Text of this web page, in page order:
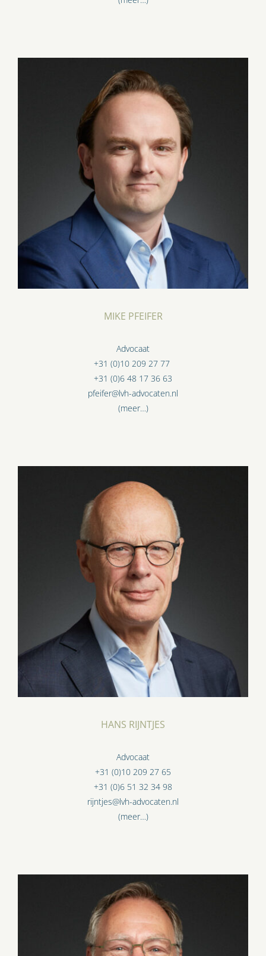
MIKE PFEIFER
Advocaat
+31 (0)10 209 27 77
+31 (0)6 48 17 36 63
pfeifer@lvh-advocaten.nl
(meer…)
HANS RIJNTJES
Advocaat
+31 (0)10 209 27 65
+31 (0)6 51 32 34 98
rijntjes@lvh-advocaten.nl
(meer…)